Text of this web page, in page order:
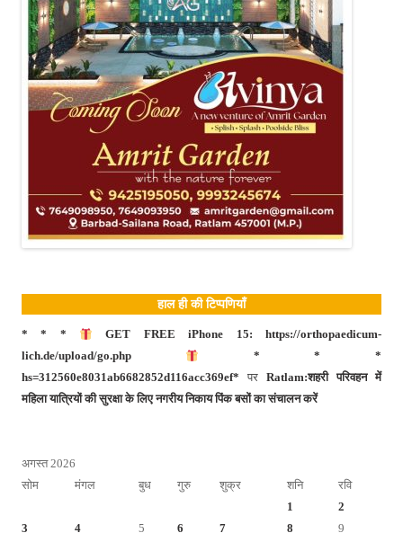
हाल ही की टिप्पणियाँ
* * *
GET FREE iPhone 15: https://orthopaedicum-
lich.de/upload/go.php
* * *
hs=312560e8031ab6682852d116acc369ef* पर Ratlam:शहरी परिवहन में
महिला यात्रियों की सुरक्षा के लिए नगरीय निकाय पिंक बसों का संचालन करें
अगस्त 2026
सोम
मंगल बुध गुरु शुक्र शनि रवि
1
2
3
4 5 6 7 8
9